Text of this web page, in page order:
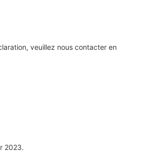
veuillez nous contacter en
2023.